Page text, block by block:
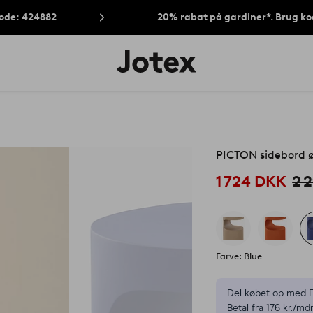
424882 20% rabat på gardiner*. Brug
Jotex
logo
PICTON sidebord
1 724 DKK 2
Farve: Blue
Del købet op med
Betal fra 176 kr./